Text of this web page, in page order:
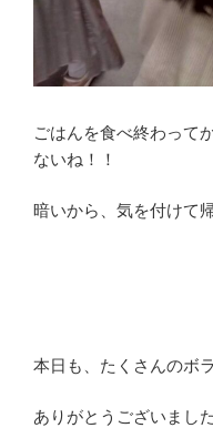
ごはんを食べ終わって
ないね！！
暗いから、気を付けて
本日も、たくさんのボ
ありがとうございまし